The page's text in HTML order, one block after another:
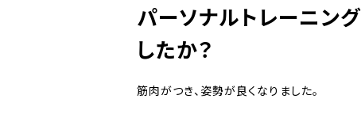
パーソナルトレーニン
したか？
筋肉がつき、姿勢が良くなりました。